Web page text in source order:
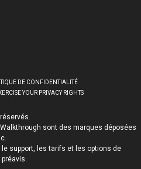
sont des marques déposées
support, les tarifs et les options de
DE CONFIDENTIALITÉ
YOUR PRIVACY RIGHTS